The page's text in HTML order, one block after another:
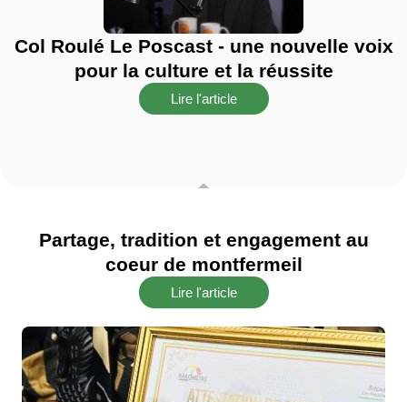
Col Roulé Le Poscast - une nouvelle voix
pour la culture et la réussite
Lire l'article
Partage, tradition et engagement au
coeur de montfermeil
Lire l'article